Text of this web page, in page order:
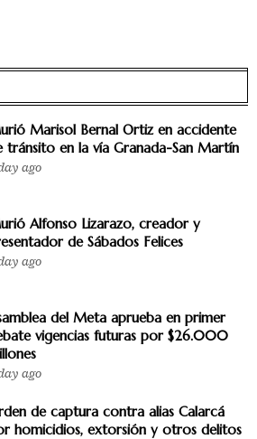
Marisol Bernal Ortiz en accidente
tránsito en la vía Granada-San Martín
ago
Alfonso Lizarazo, creador y
de Sábados Felices
ago
del Meta aprueba en primer
vigencias futuras por $26.000
ago
de captura contra alias Calarcá
homicidios, extorsión y otros delitos